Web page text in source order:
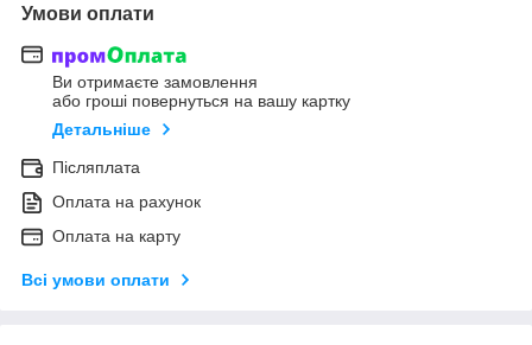
Умови оплати
Ви отримаєте замовлення
або гроші повернуться на вашу картку
Детальніше
Післяплата
Оплата на рахунок
Оплата на карту
Всі умови оплати